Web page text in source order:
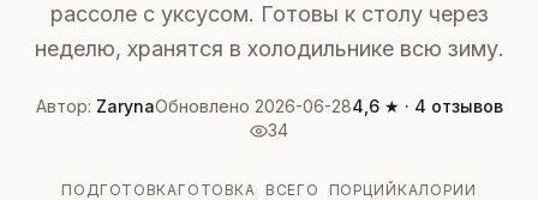
рассоле с уксусом. Готовы к столу через
неделю, хранятся в холодильнике всю зиму.
Автор: ZarynaОбновлено 2026-06-284,6 ★ · 4 отзывов
34
ПОДГОТОВКАГОТОВКА ВСЕГО ПОРЦИЙКАЛОРИИ